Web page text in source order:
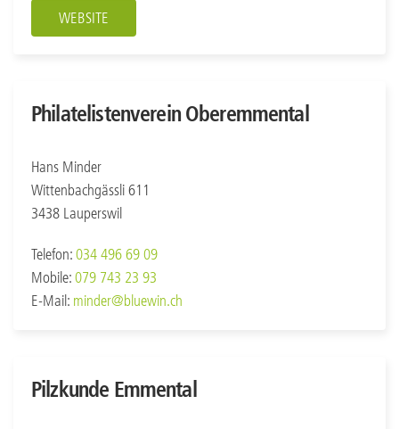
WEBSITE
Philatelistenverein Oberemmental
Hans Minder
Wittenbachgässli 611
3438 Lauperswil
Telefon: 034 496 69 09
Mobile: 079 743 23 93
E-Mail: minder@bluewin.ch
Pilzkunde Emmental